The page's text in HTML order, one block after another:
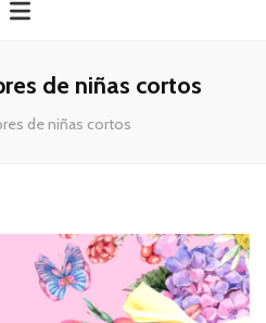
de niñas cortos
de niñas cortos